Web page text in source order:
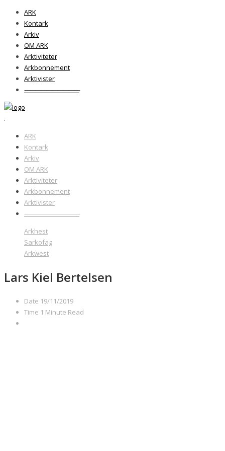
ARK
Kontark
Arkiv
OM ARK
Arktiviteter
Arkbonnement
Arktivister
——————————
.
ARK
Kontark
Arkiv
OM ARK
Arktiviteter
Arkbonnement
Arktivister
——————————
Arkhest
Sarkofag
Arkwest
Lars Kiel Bertelsen
Date 19/11/2019
Time 1 Minute Read